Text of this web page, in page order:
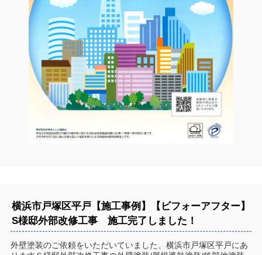
横浜市戸塚区平戸【施工事例】【ビフォーアフター】
S様邸外部改修工事 施工完了しました！
外壁塗装のご依頼をいただいていました、横浜市戸塚区平戸にあ